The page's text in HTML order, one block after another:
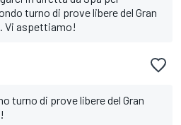
turno di prove libere del Gran
Vi aspettiamo!
turno di prove libere del Gran